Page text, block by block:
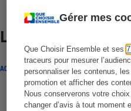
Gérer mes
Que Choisir Ensemble et ses
traceurs pour mesurer
personnaliser les contenus,
promotion et afficher des
Nous conserverons votre
changer d’avis à tout moment
Lire aussi
ACTUALITÉ